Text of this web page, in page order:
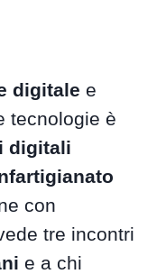
digitale e
tecnologie è
digitali
con
tre incontri
e a chi